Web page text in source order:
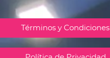
Términos y Condiciones